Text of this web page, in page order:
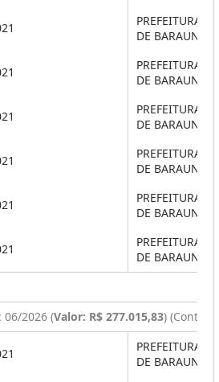
PREFEITURA
DE BARAUNA
PREFEITURA
DE BARAUNA
PREFEITURA
DE BARAUNA
PREFEITURA
DE BARAUNA
PREFEITURA
DE BARAUNA
PREFEITURA
DE BARAUNA
06/2026 (Valor: R$ 277.015,83)
PREFEITURA
DE BARAUNA